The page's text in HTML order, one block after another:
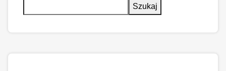
Szukaj